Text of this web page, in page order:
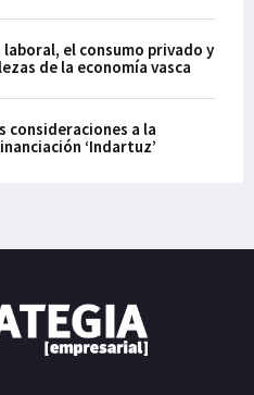
laboral, el consumo privado y
de la economía vasca
consideraciones a la
‘Indartuz’